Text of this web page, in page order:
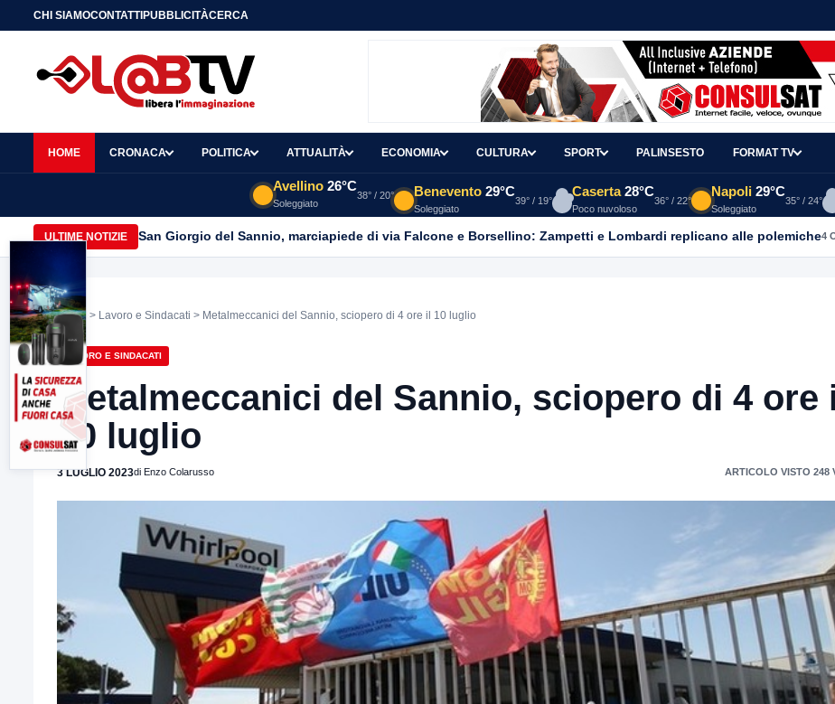
CHI SIAMOCONTATTIPUBBLICITÀCERCA
HOME CRONACA POLITICA ATTUALITÀ ECONOMIA CULTURA SPORT PALINSESTO FORMAT TV
Avellino 26°C
Soleggiato
38° / 20° Benevento 29°C
Soleggiato
39° / 19°
Caserta 28°C
Poco nuvoloso
36° / 22°
Napoli 29°C
Soleggiato
35° / 24°
ULTIME NOTIZIE San Giorgio del Sannio, marciapiede di via Falcone e Borsellino: Zampetti e Lombardi replicano alle polemiche4
Home > Lavoro e Sindacati > Metalmeccanici del Sannio, sciopero di 4 ore il 10 luglio
LAVORO E SINDACATI
Metalmeccanici del Sannio, sciopero di 4 ore
10 luglio
3 LUGLIO 2023di Enzo Colarusso ARTICOLO VISTO 248